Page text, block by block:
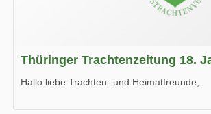
Thüringer Trachtenzeitung 18.
Hallo liebe Trachten- und Heimatfreunde,